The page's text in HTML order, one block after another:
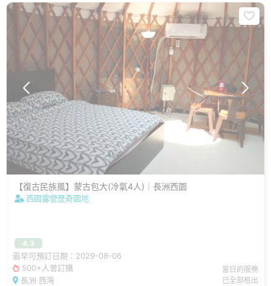
【復古民族風】蒙古包大(冷氣4人)｜長洲西園
西園露營歷奇園地
4.3
最早可預訂日期：2029-08-06
500+人曾訂購
長洲 西灣
當日的服務
已全部租出